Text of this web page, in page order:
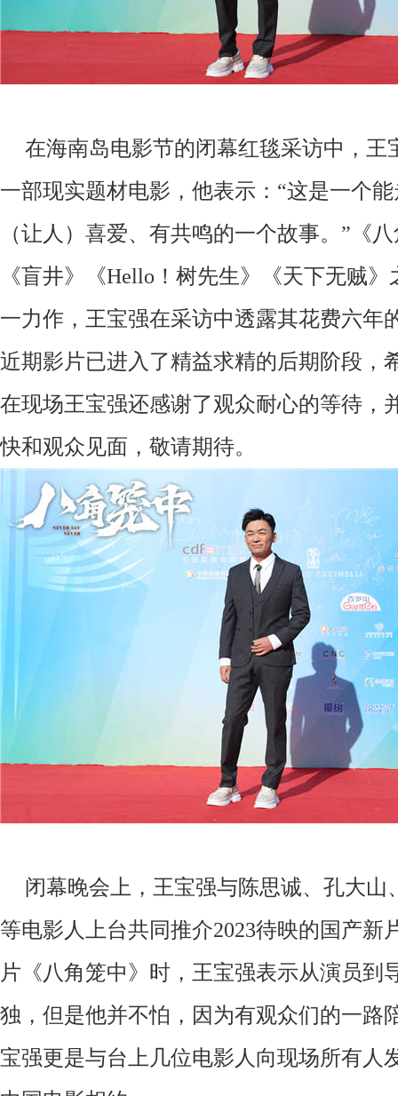
在海南岛电影节的闭幕红毯采访中 ， 王
一部现实题材电影，他表示： “这是一个
（让人）喜爱、有共鸣的一个故事。” 《
《盲井》《Hello！树先生》《天下无贼
一力作， 王宝强在采访中透露其花费六年
近期影片已进入了精益求精的后期阶段 ，
在现场王宝强还感谢了观众耐心的等待 ，
快和观众见面 ，敬请期待。
闭幕晚会上，王宝强与陈思诚、孔大山
等电影人上台共同推介2023待映的国产新
片 《八角笼中》 时 ， 王宝强表示从演员到
独 ， 但是他并不怕 ， 因为有观众们的一路
宝强更是与台上几位电影人向现场所有人